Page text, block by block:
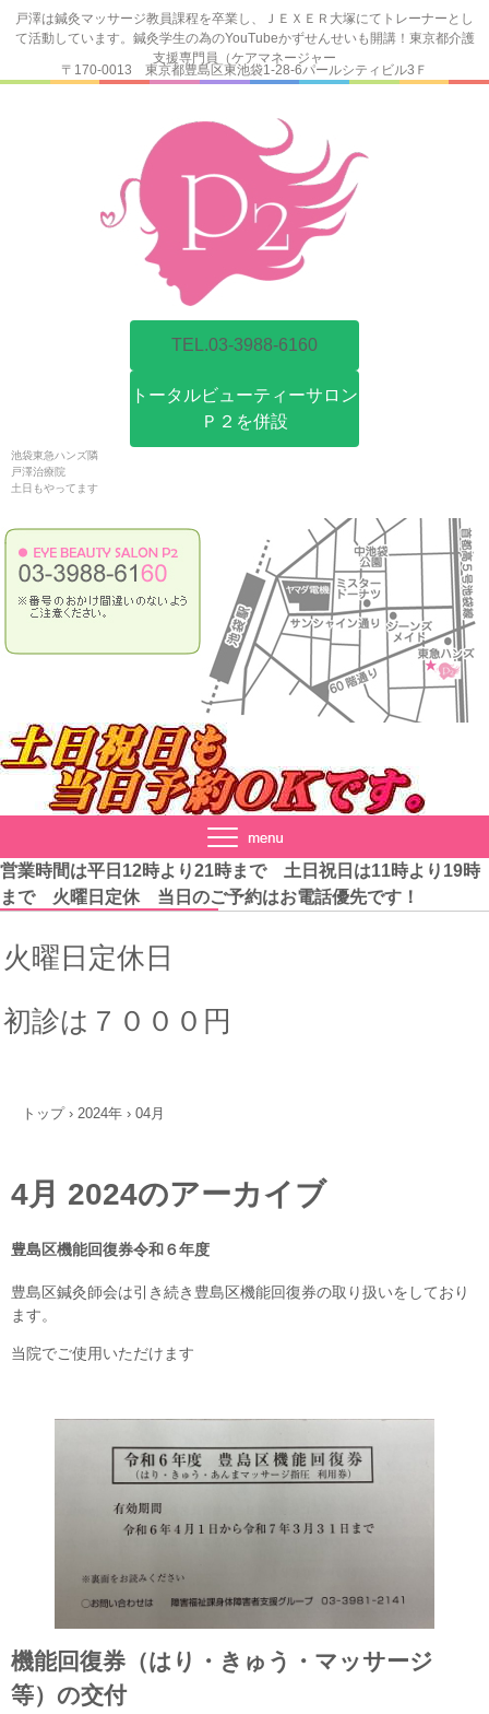
戸澤は鍼灸マッサージ教員課程を卒業し、ＪＥＸＥＲ大塚にてトレーナーとし
て活動しています。鍼灸学生の為のYouTubeかずせんせいも開講！東京都介護
支援専門員（ケアマネージャー
TEL.03-3988-6160
トータルビューティーサロン
Ｐ２を併設
池袋東急ハンズ隣
戸澤治療院
土日もやってます
〒170-0013 東京都豊島区東池袋1-28-6パールシティビル3Ｆ
営業時間は平日12時より21時まで 土日祝日は11時より19時
まで 火曜日定休 当日のご予約はお電話優先です！
火曜日定休日
初診は７０００円
トップ › 2024年 › 04月
4月 2024のアーカイブ
豊島区機能回復券令和６年度
豊島区鍼灸師会は引き続き豊島区機能回復券の取り扱いをしており
ます。
当院でご使用いただけます
機能回復券（はり・きゅう・マッサージ
等）の交付